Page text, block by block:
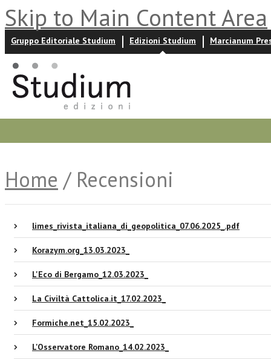
Skip to Main Content Area
Gruppo Editoriale Studium Edizioni Studium Marcianum
Home / Recensioni
limes_rivista_italiana_di_geopolitica_07.06.2025_.pdf
Korazym.org_13.03.2023_
L'Eco di Bergamo_12.03.2023_
La Civiltà Cattolica.it_17.02.2023_
Formiche.net_15.02.2023_
L'Osservatore Romano_14.02.2023_